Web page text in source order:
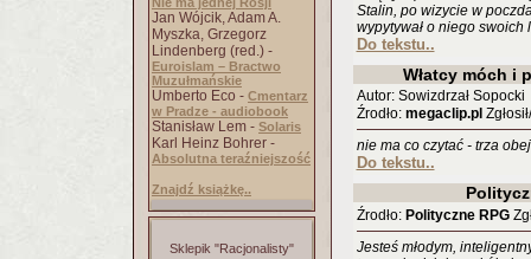
Jan Wójcik, Adam A.
Myszka, Grzegorz
Lindenberg (red.) -
Euroislam – Bractwo
Muzułmańskie
Umberto Eco - Cmentarz
w Pradze - audiobook
Stanisław Lem - Solaris
Karl Heinz Bohrer -
Absolutna teraźniejszość
Znajdź książkę..
Sklepik "Racjonalisty"
Stalin, po wizycie w
wypytywał o niego swoich
Do tekstu..
Włatcy móch i
Autor: Sowizdrzał Sopocki
Źrodło: megaclip.pl
nie ma co czytać - trza
Do tekstu..
Źrodło: Polityczne RPG
Jesteś młodym,